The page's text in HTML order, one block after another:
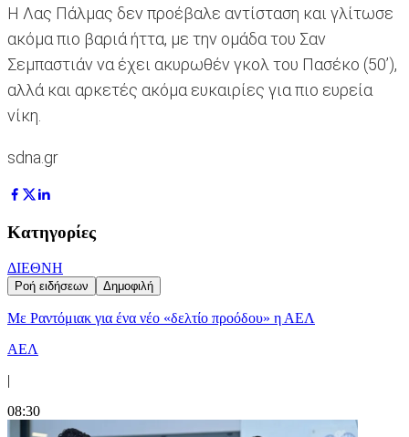
Η Λας Πάλμας δεν προέβαλε αντίσταση και γλίτωσε
ακόμα πιο βαριά ήττα, με την ομάδα του Σαν
Σεμπαστιάν να έχει ακυρωθέν γκολ του Πασέκο (50’),
αλλά και αρκετές ακόμα ευκαιρίες για πιο ευρεία
νίκη.
sdna.gr
Κατηγορίες
ΔΙΕΘΝΗ
Ροή ειδήσεων Δημοφιλή
Με Ραντόμιακ για ένα νέο «δελτίο προόδου» η ΑΕΛ
ΑΕΛ
|
08:30